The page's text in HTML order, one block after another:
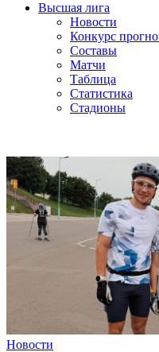
Высшая лига
Новости
Конкурс
Составы
Матчи
Таблица
Статистика
Стадионы
Новости